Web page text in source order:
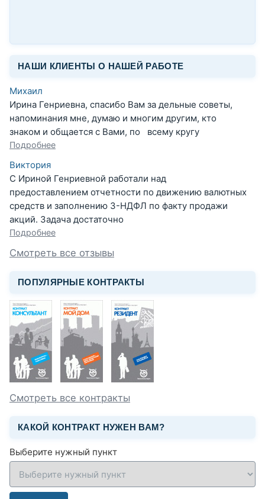
НАШИ КЛИЕНТЫ О НАШЕЙ РАБОТЕ
Михаил
Ирина Генриевна, спасибо Вам за дельные советы,
напоминания мне, думаю и многим другим, кто
знаком и общается с Вами, по всему кругу
Подробнее
Виктория
С Ириной Генриевной работали над
предоставлением отчетности по движению валютных
средств и заполнению 3-НДФЛ по факту продажи
акций. Задача достаточно
Подробнее
Смотреть все отзывы
ПОПУЛЯРНЫЕ КОНТРАКТЫ
Смотреть все контракты
КАКОЙ КОНТРАКТ НУЖЕН ВАМ?
Выберите нужный пункт